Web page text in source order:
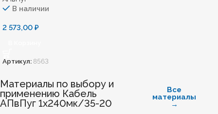
В наличии
2 573,00 ₽
Артикул:8563
Материалы по выбору и
применению Кабель
АПвПуг 1х240мк/35-20
Все
материалы
→